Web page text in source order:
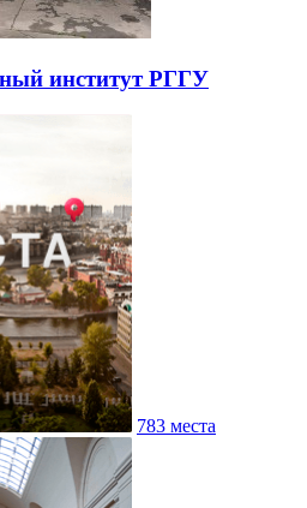
институт РГГУ
783 места